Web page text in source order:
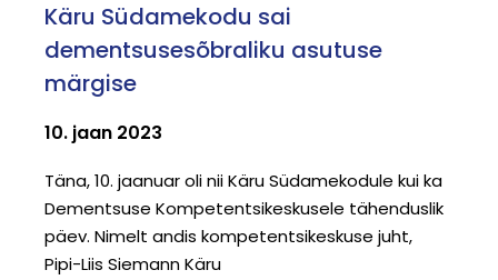
Käru Südamekodu sai
dementsusesõbraliku asutuse
märgise
10. jaan 2023
Täna, 10. jaanuar oli nii Käru Südamekodule kui ka
Dementsuse Kompetentsikeskusele tähenduslik
päev. Nimelt andis kompetentsikeskuse juht,
Pipi-Liis Siemann Käru